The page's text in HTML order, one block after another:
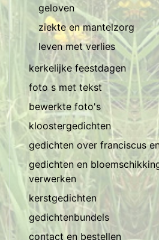
geloven
ziekte en mantelzorg
leven met verlies
kerkelijke feestdagen
foto s met tekst
bewerkte foto's
kloostergedichten
gedichten over franciscus
gedichten en
verwerken
kerstgedichten
gedichtenbundels
contact en bestellen